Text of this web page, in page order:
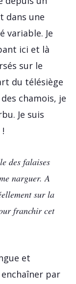
dans une
variable. Je
ici et là
sur le
du télésiège
chamois, je
Je suis
des falaises
narguer. A
sur la
franchir cet
et
par